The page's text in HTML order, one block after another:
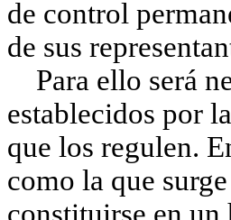
de control
de sus
Para ello será
establecidos por
que los regulen.
como la que